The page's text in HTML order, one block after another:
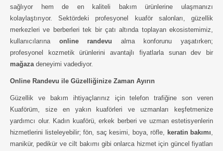
sağlıyor hem de en kaliteli bakım ürünlerine ulaşmanızı
kolaylaştırıyor. Sektördeki profesyonel kuaför salonları, güzellik
merkezleri ve berberleri tek bir çatı altında toplayan ekosistemimiz,
kullanıcılarına online randevu alma konforunu yaşatırken;
profesyonel kozmetik ürünlerini avantajlı fiyatlarla sunan dev bir
mağazadeneyimi vadediyor.
Online Randevu ile Güzelliğinize Zaman Ayırın
Güzellik ve bakım ihtiyaçlarınız için telefon trafiğine son veren
Kuaförüm, size en yakın kuaförleri ve uzmanları keşfetmenize
yardımcı olur. Kadın kuaförü, erkek berberi ve uzman estetisyenlerin
hizmetlerini listeleyebilir; fön, saç kesimi, boya, röfle, keratin bakımı,
manikür, pedikür ve cilt bakımı gibi onlarca hizmet için güncel fiyatları